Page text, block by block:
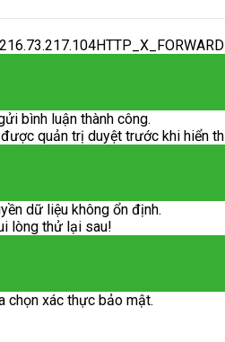
bình luận thành công.
quản trị duyệt trước khi hiển
dữ liệu không ổn định.
lòng thử lại sau!
chọn xác thực bảo mật.